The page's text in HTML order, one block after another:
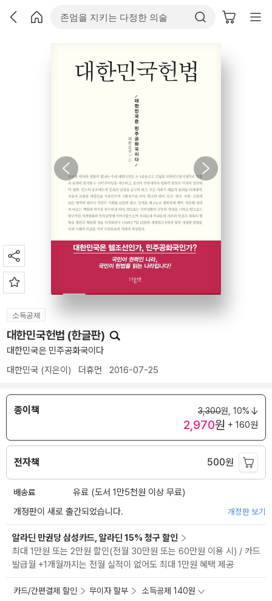
소득공제
대한민국헌법 (한글판)
대한민국은 민주공화국이다
대한민국 (지은이) 더휴먼 2016-07-25
종이책 3,300원, 10%
2,970원 + 160원
전자책 500원
배송료
유료 (도서 1만5천원 이상 무료)
개정판이 새로 출간되었습니다.
개정판 보기
알라딘 만권당 삼성카드, 알라딘 15% 청구 할인
최대 1만원 또는 2만원 할인(전월 30만원 또는 60만원 이용 시) / 카드
발급월 +1개월까지는 전월 실적이 없어도 최대 1만원 혜택 제공
카드/간편결제 할인 무이자 할부 소득공제 140원